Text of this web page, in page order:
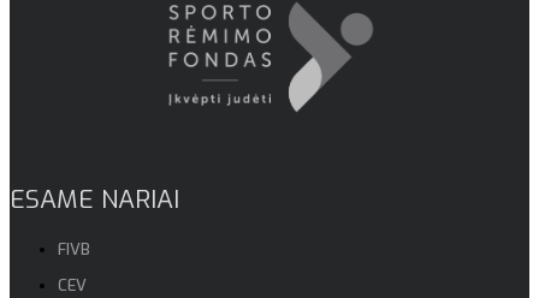
ESAME NARIAI
FIVB
CEV